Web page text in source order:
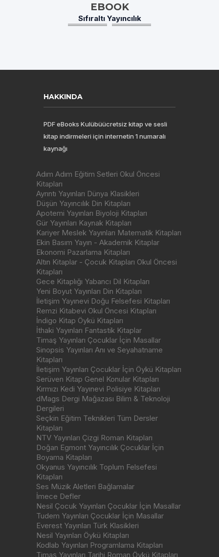
EBOOK
Sıfıraltı Yayıncılık
HAKKINDA
PDF eBooks Kulübüücretsiz kitap ve sesli
kitap indirmeleri için internetin 1 numaralı
kaynağı
Adım Adım Eğitim Setleri Okul Öncesi
Kitapları
Ayrıntı Yayınları Dünya Klasikleri
Düşün Yayıncılık Din Kitapları
Apotemi Yayınları Biyoloji Kitapları
Gür Yayınları Kaynak Kitapları
Kariyer Meslek Yayınları Matematik Kitapları
Ekin Basım Yayın - Akademik Kitaplar
Ekonomi Pazarlama Kitapları
Altın Kitaplar - Çocuk Kitapları Okul Öncesi
Kitapları
Gece Kitaplığı Yabancı Dil Kitapları
Yeni Boyut Yayınları Din Kitapları
İletişim Yayınevi Doğu Felsefesi Kitapları
Remzi Kitabevi Okul Öncesi Kitapları
İndigo Kitap Öykü Kitapları
İthaki Yayınları Fantastik Kitaplar
Timaş Yayınları Çocuklar İçin Masallar
Sinopsis Yayınları Anı ve Seyahatname
Kitapları
İletişim Yayınları Çocuklar İçin Öykü Kitapları
Serüven Kitap Genel Konular Kitapları
Kırmızı Kedi Yayınevi Polisiye Kitapları
dMags Dergi Mağazası Bilim & Teknoloji
Dergileri
Seçkin Eğitim Teknikleri Tüm Dersler
Kitapları
NTV Yayınları Çizgi Roman Kitapları
Doğan Egmont Yayıncılık Çocuklar İçin
Boyama Kitapları
Okyanus Yayıncılık Toplum Felsefesi
Kitapları
Ses Müzik Aletleri Bağlamalar
İmece Defler
Nesil Çocuk Yayınları Çocuklar İçin Masallar
Tudem Yayınları Çocuklar İçin Masallar
Everest Yayınları Türk Klasikleri
Nesil Yayınları Öykü Kitapları
Kodlab Yayınları Programlama Kitapları
Timaş Yayınları Tarihi Roman Öykü Kitapları